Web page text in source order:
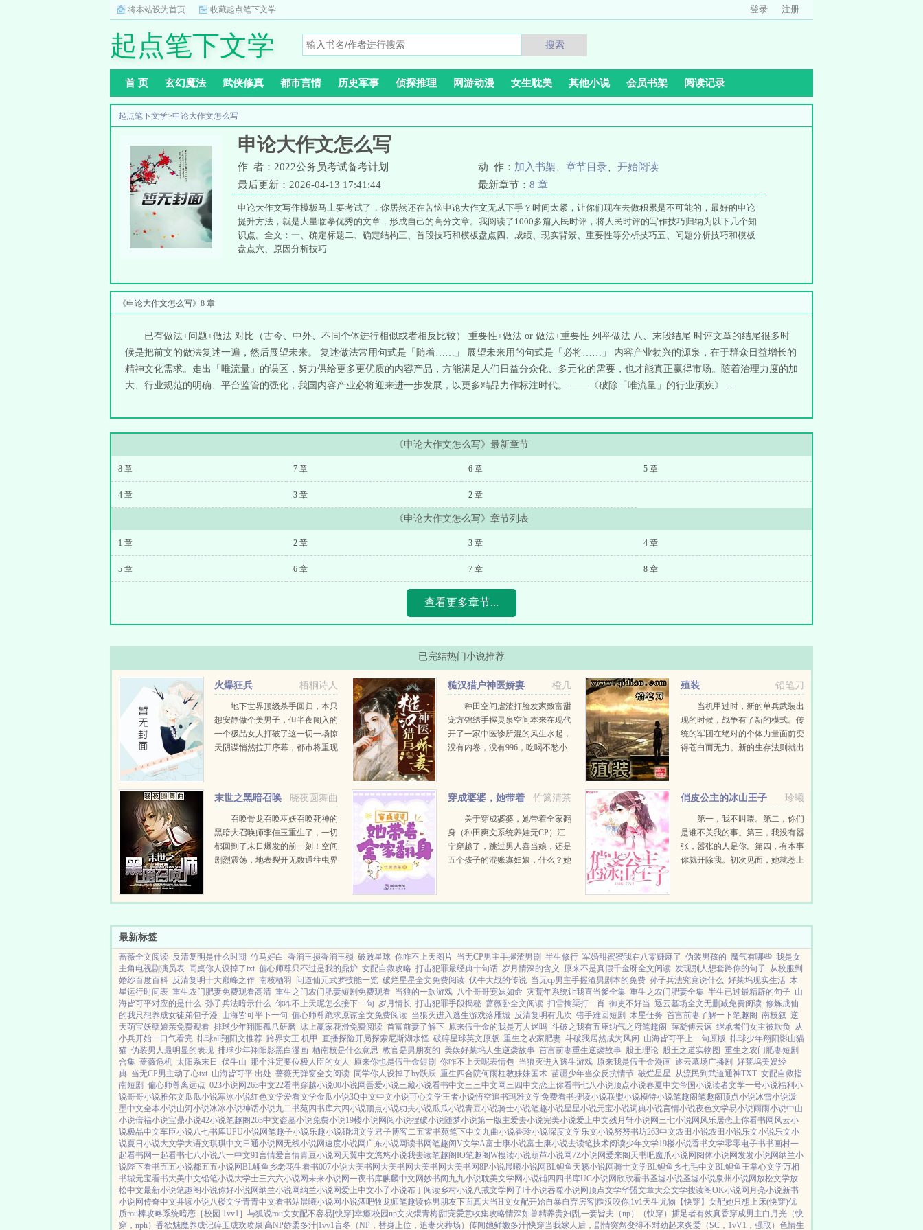
将本站设为首页 收藏起点笔下文学 登录 注册
起点笔下文学 搜索
首 页 玄幻魔法 武侠修真 都市言情 历史军事 侦探推理 网游动漫 女生耽美 其他小说 会员书架 阅读记录
起点笔下文学>申论大作文怎么写
申论大作文怎么写
作 者：2022公务员考试备考计划 动 作： 加入书架 章节目录
开始阅读
最后更新：2026-04-13 17:41:44
最新章节： 8 章
申论大作文写作模板马上要考试了，你居然还在苦恼申论大作文无从下手？时间太紧，让你们现在去做积累是不可能的，最好的申论
提升方法，就是大量临摹优秀的文章，形成自己的高分文章。我阅读了1000多篇人民时评，将人民时评的写作技巧归纳为以下几个知
识点。全文：一、确定标题二、确定结构三、首段技巧和模板盘点四、成绩、现实背景、重要性等分析技巧五、问题分析技巧和模板
盘点六、原因分析技巧
《申论大作文怎么写》8 章
已有做法+问题+做法 对比（古今、中外、不同个体进行相似或者相反比较） 重要性+做法 or 做法+重要性 列举做法 八、末段结尾 时评文章的结尾很多时
候是把前文的做法复述一遍，然后展望未来。 复述做法常用句式是「随着……」 展望未来用的句式是「必将……」 内容产业勃兴的源泉，在于群众日益增长的
精神文化需求。走出「唯流量」的误区，努力供给更多更优质的内容产品，方能满足人们日益分众化、多元化的需要，也才能真正赢得市场。随着治理力度的加
大、行业规范的明确、平台监管的强化，我国内容产业必将迎来进一步发展，以更多精品力作标注时代。 ——《破除「唯流量」的行业顽疾》 ...
《申论大作文怎么写》最新章节
8 章 7 章 6 章 5 章
4 章 3 章 2 章
《申论大作文怎么写》章节列表
1 章 2 章 3 章 4 章
5 章 6 章 7 章 8 章
查看更多章节...
已完结热门小说推荐
梧桐诗人
火爆狂兵
地下世界顶级杀手回归，本只
想安静做个美男子，但半夜闯入的
一个极品女人打破了这一切一场惊
天阴谋悄然拉开序幕，都市将重现
橙几
糙汉猎户神医娇妻
种田空间虐渣打脸发家致富甜
宠方锦绣手握灵泉空间本来在现代
开了一家中医诊所混的风生水起，
没有内卷，没有996，吃喝不愁小
了。幸好买她的这家人...
铅笔刀
殖装
当机甲过时，新的单兵武装出
现的时候，战争有了新的模式。传
统的军团在绝对的个体力量面前变
得苍白而无力。新的生存法则就出
晓夜圆舞曲
末世之黑暗召唤
召唤骨龙召唤巫妖召唤死神的
黑暗大召唤师李佳玉重生了，一切
都回到了末日爆发的前一刻！空间
剧烈震荡，地表裂开无数通往虫界
岌岌可危，生死一线！心灵尚未被
竹篱清茶
穿成婆婆，她带着
全家翻身
关于穿成婆婆，她带着全家翻
身（种田爽文系统养娃无CP）江
宁穿越了，跳过男人喜当娘，还是
五个孩子的混账寡妇娘，什么？她
房子。没有银子怎么办？没关系，
珍曦
俏皮公主的冰山王子
第一，我不叫喂。第二，你们
是谁不关我的事。第三，我没有嚣
张，嚣张的人是你。第四，有本事
你就开除我。初次见面，她就惹上
最新标签
蔷薇全文阅读 反清复明是什么时期 竹马好白 香消玉损香消玉殒 破败星球 你咋不上天图片 当无CP男主手握渣男剧 半生修行 军婚甜蜜蜜我在八零赚麻了 伪装男孩的 魔气有哪些 我是女
主角电视剧演员表 同桌你人设掉了txt 偏心师尊只不过是我的鼎炉 女配自救攻略 打击犯罪最经典十句话 岁月情深的含义 原来不是真假千金呀全文阅读 发现别人想套路你的句子 从校服到
婚纱百度百科 反清复明十大巅峰之作 南枝栖羽 问道仙元武罗技能一览 破烂星星全文免费阅读 伏牛大战的传说 当无cp男主手握渣男剧本的免费 孙子兵法究竟说什么 好莱坞现实生活 木
星运行时间表 重生农门肥妻免费观看高清 重生之门农门肥妻短剧免费观看 当狼的一款游戏 八个哥哥宠妹如命 灾荒年系统让我喜当爹全集 重生之农门肥妻全集 半生已过最精辟的句子 山
海皆可平对应的是什么 孙子兵法暗示什么 你咋不上天呢怎么接下一句 岁月情长 打击犯罪手段揭秘 蔷薇卧全文阅读 扫雪擒渠打一肖 御吏不好当 逐云墓场全文无删减免费阅读 修炼成仙
的我只想养成女徒弟包子漫 山海皆可平下一句 偏心师尊跪求原谅全文免费阅读 当狼灭进入逃生游戏落雁城 反清复明有几次 错手难回短剧 木星仼务 首富前妻了解一下笔趣阁 南枝叙 逆
天萌宝妖孽娘亲免费观看 排球少年翔阳孤爪研磨 冰上赢家花滑免费阅读 首富前妻了解下 原来假千金的我是万人迷吗 斗破之我有五座纳气之府笔趣阁 薛凝傅云谏 继承者们女主被欺负 从
小兵开始一口气看完 排球all翔阳文推荐 跨界女王 机甲 直播探险开局探索尼斯湖水怪 破碎星球英文原版 重生之农家肥妻 斗破我居然成为风闲 山海皆可平上一句原版 排球少年翔阳影山猫
猫 伪装男人最明显的表现 排球少年翔阳影黑白漫画 栖南枝是什么意思 教官是男朋友的 美娱好莱坞人生逆袭故事 首富前妻重生逆袭故事 股王理论 股王之道实物图 重生之农门肥妻短剧
合集 蔷薇危机 太阳系末日 伏牛山 那个注定要位极人臣的女人 原来你也是假千金短剧 你咋不上天呢表情包 当狼灭进入逃生游戏 原来我是假千金漫画 逐云墓场广播剧 好莱坞美娱经
典 当无CP男主动了心txt 山海皆可平 出处 蔷薇无弹窗全文阅读 同学你人设掉了by跃跃 重生四合院何雨柱教妹妹国术 苗疆少年当众反抗情节 破烂星星 从流民到武道通神TXT 女配自救指
南短剧 偏心师尊离远点 023小说网263中文22看书穿越小说00小说网吾爱小说三藏小说看书中文三三中文网 三四中文恋上你看书七八小说顶点小说春夏中文帝国小说读者文学一号小说福利小
说哥哥小说雅尔文瓜瓜小说寒冰小说红色文学爱看文学金瓜小说3Q中文中文小说可心文学王者小说悟空追书玛雅文学免费看书搜读小说联盟小说模特小说笔趣阁笔趣阁顶点小说冰雪小说泼
墨中文全本小说山河小说冰冰小说神话小说九二书苑四书库六四小说顶点小说功夫小说瓜瓜小说青豆小说骑士小说笔趣小说星星小说元宝小说词典小说言情小说夜色文学易小说雨雨小说中山
小说倍福小说宝鼎小说42小说笔趣阁263中文盗墓小说免费小说19楼小说网阅小说捏破小说随梦小说第一版主爱去小说完美小说爱上中文残月轩小说网 三七小说网 风乐居恋上你看书网 风云小
说极品中文车臣小说八七书库UPU小说网笔趣子小说乐趣小说硝烟文学君子博客二五零书苑笔下中文九曲小说香玲小说深度文学乐文小说努努书坊263中文农田小说农田小说乐文小说乐文小
说夏日小说大文学大语文琪琪中文 日通小说网无线小说网速度小说网 广东小说网读书网笔趣阁V文学A富士康小说富士康小说去读笔技术阅读少年文学19楼小说香书文学零零电子书书画村一
起看书网一起看书七八小说八一中文91言情爱言情青豆小说网 天翼中文悠悠小说我去读笔趣阁IO笔趣阁W搜读小说葫芦小说网7Z小说网爱来阁 天书吧魔爪小说网 阅体小说网发发小说网纳兰小
说陛下看书五五小说都五五小说网BL鲤鱼乡老花生看书007小说大美书网 大美书网 大美书网 大美书网8P小说晨曦小说网BL鲤鱼 天籁小说网骑士文学BL鲤鱼乡七毛中文BL鲤鱼王掌心文学万相
书城元宝看书大美中文铅笔小说大学士三六六小说网未来小说网一夜书库麒麟中文网妙书阁 九九小说耽美文学网小说铺四四书库UC小说网 欣欣看书圣墟小说圣墟小说泉州小说网放松文学放
松中文最新小说笔趣阁小说你好小说网纳兰小说网纳兰小说网爱上中文小子小说布丁阅读乡村小说八戒文学网子叶小说吞噬小说网顶点文学华盟文章大众文学搜读阁OK小说网 月亮小说新书
小说网传奇中文并读小说八楼文学青青中文看书站晨曦小说网小说酒吧牧龙师笔趣读你男朋友下面真大当H文女配开始自暴自弃房客|糙汉咬你|1v1天生尤物【快穿】 女配她只想上床(快穿)优
质rou棒攻略系统暗恋［校园 1vv1］ 与狐说rou文女配不容易[快穿]幸瘾|校园np文火煨青梅|甜宠爱意收集攻略情深如兽精养贵妇|乱一妾皆夫（np） （快穿）插足者有效真香穿成男主白月光（快
穿，nph） 香欲魅魔养成记碎玉成欢喷泉|高NP娇柔多汁|1vv1盲冬（NP，替身上位，追妻火葬场） 传闻她鲜嫩多汁|快穿当我嫁人后，剧情突然变得不对劲起来炙爱（SC，1vV1，强取） 色情生